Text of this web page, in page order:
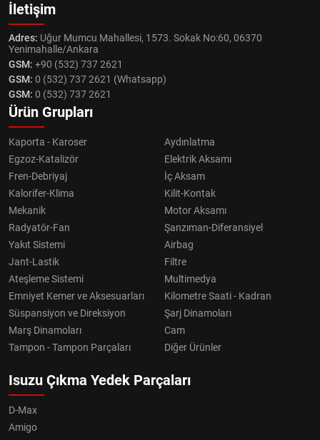
İletişim
Adres: Uğur Mumcu Mahallesi, 1573. Sokak No:60, 06370
Yenimahalle/Ankara
GSM: +90 (532) 737 2621
GSM: 0 (532) 737 2621 (Whatsapp)
GSM: 0 (532) 737 2621
Ürün Grupları
Kaporta - Karoser
Aydınlatma
Egzoz-Katalizör
Elektrik Aksamı
Fren-Debriyaj
İç Aksam
Kalorifer-Klima
Kilit-Kontak
Mekanik
Motor Aksamı
Radyatör-Fan
Şanzıman-Diferansiyel
Yakıt Sistemi
Airbag
Jant-Lastik
Filtre
Ateşleme Sistemi
Multimedya
Emniyet Kemer ve Aksesuarları
Kilometre Saati - Kadran
Süspansiyon ve Direksiyon
Şarj Dinamoları
Marş Dinamoları
Cam
Tampon - Tampon Parçaları
Diğer Ürünler
Isuzu Çıkma Yedek Parçaları
D-Max
Amigo